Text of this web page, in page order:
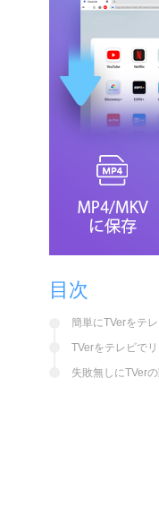
目次
簡単にTVerをテ
TVerをテレビで
失敗無しにTVer